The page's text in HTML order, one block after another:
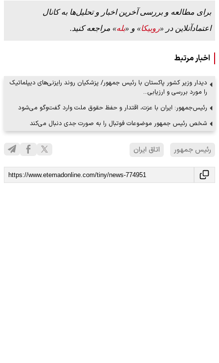
برای مطالعه و بررسی آخرین اخبار و تحلیل‌ها به کانال
اعتمادآنلاین در «روبیکا» و «بله» مراجعه کنید.
اخبار مرتبط
دیدار وزیر کشور پاکستان با رئیس جمهور/ پزشکیان روند رایزنی‌های دیپلماتیک
را مورد بررسی و ارزیابی…
رئیس‌جمهور: ایران با عزت، اقتدار و حفظ حقوق ملت وارد گفت‌وگو می‌شود
شخص رئیس جمهور موضوعات فوتبال را به صورت جدی دنبال می‌کند
رئیس جمهور اتاق ایران